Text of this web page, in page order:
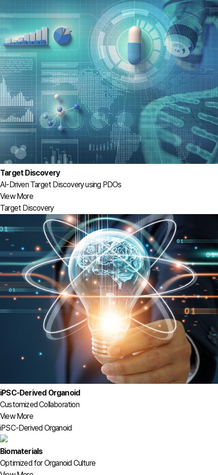
Target Discovery
AI-Driven Target Discovery using PDOs
View More
Target Discovery
iPSC-Derived Organoid
Customized Collaboration
View More
iPSC-Derived Organoid
Biomaterials
Optimized for Organoid Culture